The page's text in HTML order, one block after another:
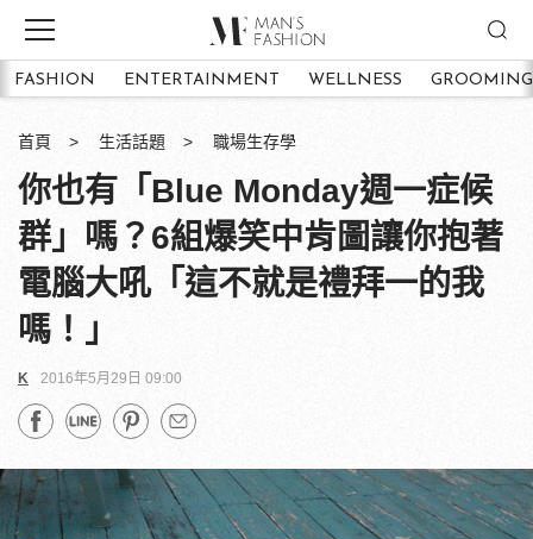
FASHION ENTERTAINMENT WELLNESS GROOMING
首頁 生活話題 職場生存學
你也有「Blue Monday週一症候
群」嗎？6組爆笑中肯圖讓你抱著
電腦大吼「這不就是禮拜一的我
嗎！」
K 2016年5月29日 09:00